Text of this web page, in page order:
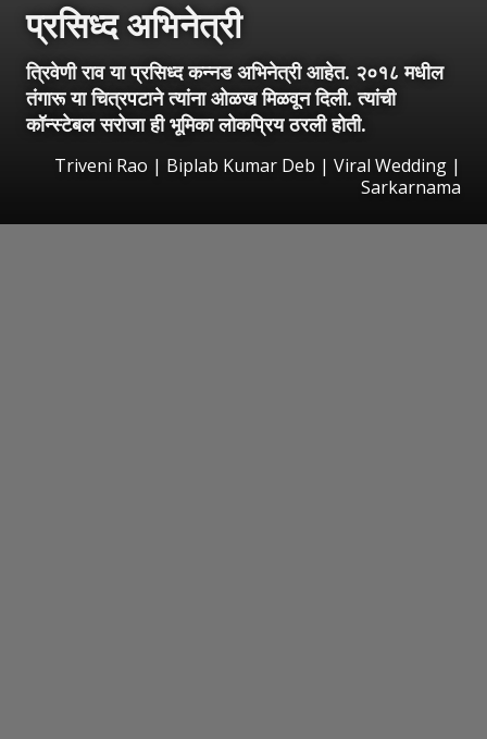
प्रसिध्द अभिनेत्री
त्रिवेणी राव या प्रसिध्द कन्नड अभिनेत्री आहेत. २०१८ मधील
तंगारू या चित्रपटाने त्यांना ओळख मिळवून दिली. त्यांची
कॉन्स्टेबल सरोजा ही भूमिका लोकप्रिय ठरली होती.
Triveni Rao | Biplab Kumar Deb | Viral Wedding |
Sarkarnama